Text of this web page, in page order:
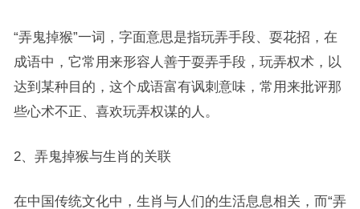
“弄鬼掉猴”一词，字面意思是指玩弄手段、耍花招，在
成语中，它常用来形容人善于耍弄手段，玩弄权术，以
达到某种目的，这个成语富有讽刺意味，常用来批评那
些心术不正、喜欢玩弄权谋的人。
2、弄鬼掉猴与生肖的关联
在中国传统文化中，生肖与人们的生活息息相关，而“弄